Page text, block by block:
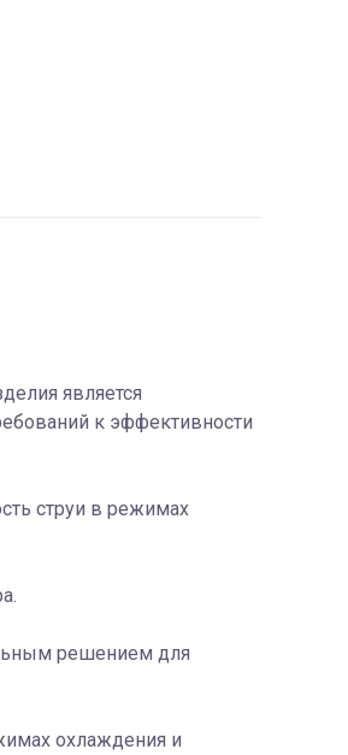
является
к эффективности
струи в режимах
решением для
охлаждения и